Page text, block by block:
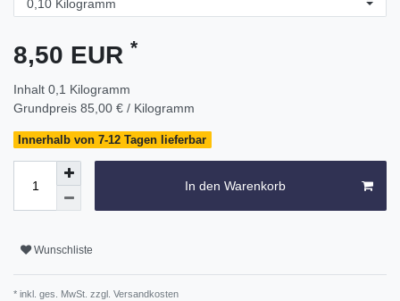
8,50 EUR *
Inhalt 0,1 Kilogramm
Grundpreis 85,00 € / Kilogramm
Innerhalb von 7-12 Tagen lieferbar
In den Warenkorb
Wunschliste
* inkl. ges. MwSt. zzgl. Versandkosten